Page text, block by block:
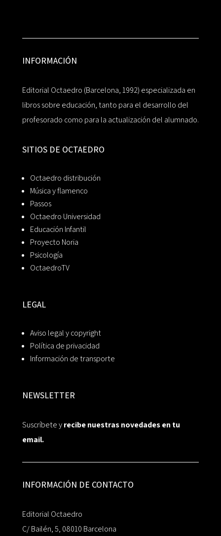
INFORMACIÓN
Editorial Octaedro (Barcelona, 1992) especializada en
libros sobre educación, tanto para el desarrollo del
profesorado como para la actualización del alumnado.
SITIOS DE OCTAEDRO
Octaedro distribución
Música y flamenco
Passos
Octaedro Universidad
Educación Infantil
Proyecto Noria
Psicología
OctaedroTV
LEGAL
Aviso legal y copyright
Política de privacidad
Información de transporte
NEWSLETTER
Suscríbete yrecibe nuestras novedades en tu
email.
INFORMACIÓN DE CONTACTO
Editorial Octaedro
C/ Bailén, 5, 08010 Barcelona